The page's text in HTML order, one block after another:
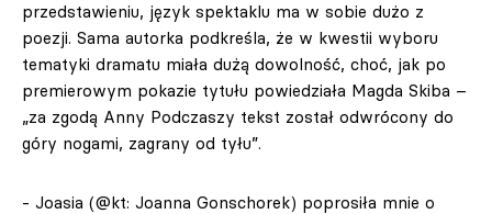
przedstawieniu, język spektaklu ma w sobie dużo z
poezji. Sama autorka podkreśla, że w kwestii wyboru
tematyki dramatu miała dużą dowolność, choć, jak po
premierowym pokazie tytułu powiedziała Magda Skiba –
„za zgodą Anny Podczaszy tekst został odwrócony do
góry nogami, zagrany od tyłu”.
- Joasia (@kt: Joanna Gonschorek) poprosiła mnie o